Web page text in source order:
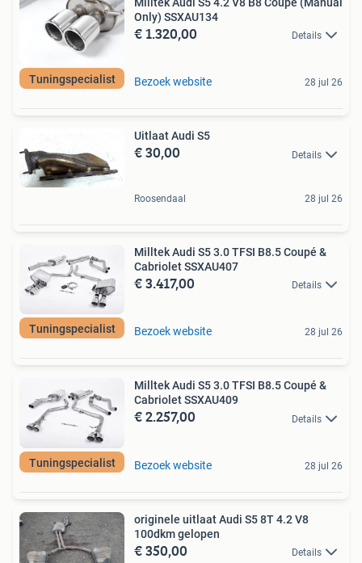
Tuningspecialist
Only) SSXAU134
€ 1.320,00 Details
Bezoek website 28 jul 26
Uitlaat Audi S5
€ 30,00 Details
Roosendaal 28 jul 26
Tuningspecialist
Milltek Audi S5 3.0 TFSI B8.5 Coupé &
Cabriolet SSXAU407
€ 3.417,00 Details
Bezoek website 28 jul 26
Tuningspecialist
Milltek Audi S5 3.0 TFSI B8.5 Coupé &
Cabriolet SSXAU409
€ 2.257,00 Details
Bezoek website 28 jul 26
originele uitlaat Audi S5 8T 4.2 V8
100dkm gelopen
€ 350,00 Details